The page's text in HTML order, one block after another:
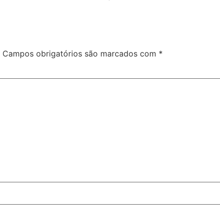
Campos obrigatórios são marcados com *